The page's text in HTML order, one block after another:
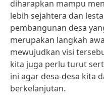
diharapkan mampu
lebih sejahtera dan
pembangunan desa
merupakan langkah
mewujudkan visi
kita juga perlu turut
ini agar desa-desa kita
berkelanjutan.